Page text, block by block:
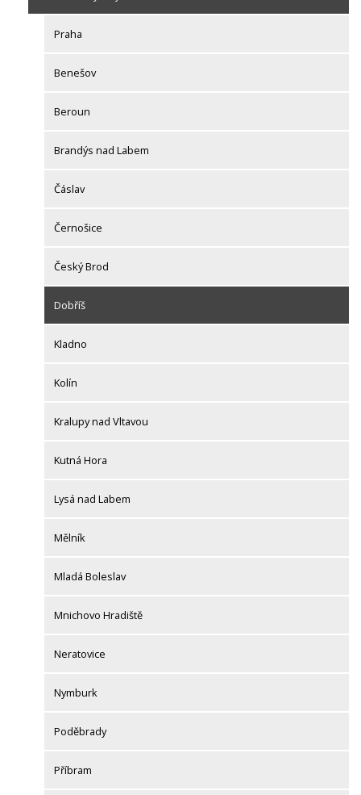
Praha
Benešov
Beroun
Brandýs nad Labem
Čáslav
Černošice
Český Brod
Dobříš
Kladno
Kolín
Kralupy nad Vltavou
Kutná Hora
Lysá nad Labem
Mělník
Mladá Boleslav
Mnichovo Hradiště
Neratovice
Nymburk
Poděbrady
Příbram